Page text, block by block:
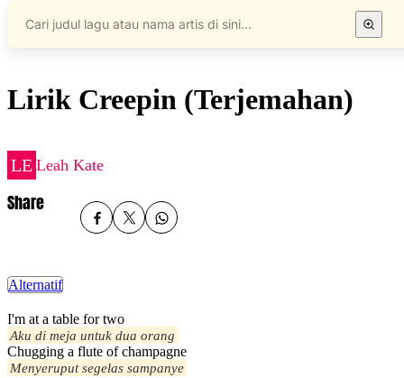
Lirik Creepin (Terjemahan)
Leah Kate
Share
Alternatif
I'm at a table for two
Aku di meja untuk dua orang
Chugging a flute of champagne
Menyeruput segelas sampanye